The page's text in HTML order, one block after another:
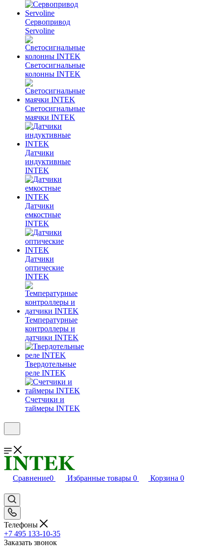
Сервопривод
Servoline
Светосигнальные
колонны INTEK
Светосигнальные
маячки INTEK
Датчики
индуктивные
INTEK
Датчики
емкостные
INTEK
Датчики
оптические
INTEK
Температурные
контроллеры и
датчики INTEK
Твердотельные
реле INTEK
Счетчики и
таймеры INTEK
Сравнение0 Избранные товары 0 Корзина 0
Телефоны
+7 495 133-10-35
Заказать звонок